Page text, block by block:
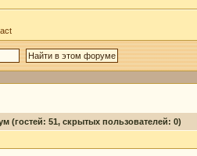
(гостей: 51, скрытых пользователей: 0)